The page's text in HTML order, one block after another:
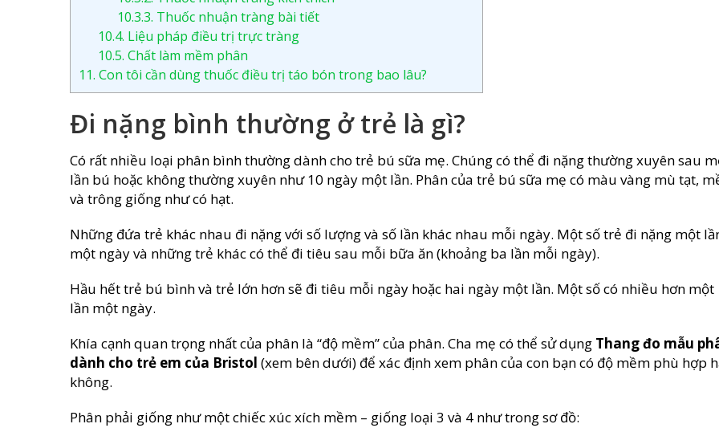
10.3.3. Thuốc nhuận tràng bài tiết
10.4. Liệu pháp điều trị trực tràng
10.5. Chất làm mềm phân
11. Con tôi cần dùng thuốc điều trị táo bón trong bao lâu?
Đi nặng bình thường ở trẻ là gì?
Có rất nhiều loại phân bình thường dành cho trẻ bú sữa mẹ. Chúng có thể đi nặng thường xuyên sau
lần bú hoặc không thường xuyên như 10 ngày một lần. Phân của trẻ bú sữa mẹ có màu vàng mù tạt,
và trông giống như có hạt.
Những đứa trẻ khác nhau đi nặng với số lượng và số lần khác nhau mỗi ngày. Một số trẻ đi nặng một
một ngày và những trẻ khác có thể đi tiêu sau mỗi bữa ăn (khoảng ba lần mỗi ngày).
Hầu hết trẻ bú bình và trẻ lớn hơn sẽ đi tiêu mỗi ngày hoặc hai ngày một lần. Một số có nhiều hơn một
lần một ngày.
Khía cạnh quan trọng nhất của phân là “độ mềm” của phân. Cha mẹ có thể sử dụng Thang đo mẫu
dành cho trẻ em của Bristol (xem bên dưới) để xác định xem phân của con bạn có độ mềm phù hợp
không.
Phân phải giống như một chiếc xúc xích mềm – giống loại 3 và 4 như trong sơ đồ: